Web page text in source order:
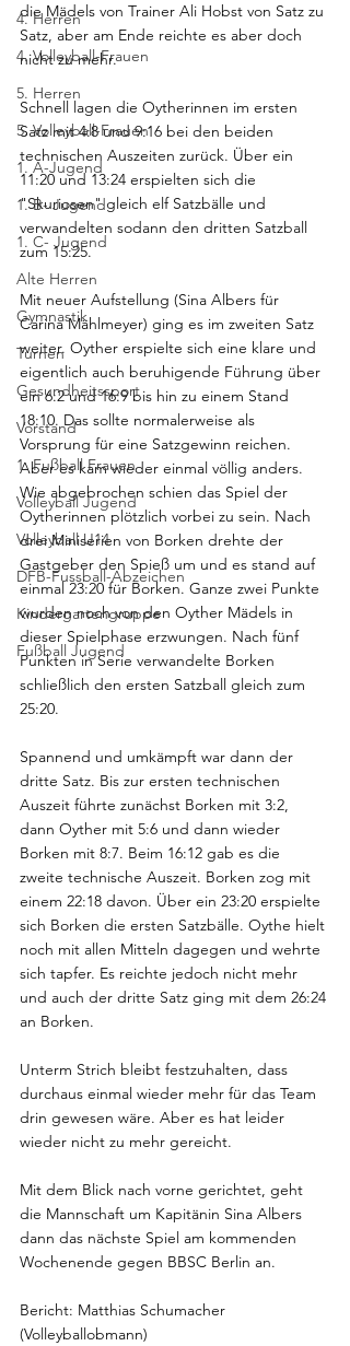
4. Herren
4. Volleyball-Frauen
5. Herren
5. Volleyball-Frauen
1. A-Jugend
1. B- Jugend
1. C- Jugend
Alte Herren
Gymnastik
Turnen
Gesundheitssport
Vorstand
1. Fußball Frauen
Volleyball Jugend
Volleyball U14
DFB-Fussball-Abzeichen
Kindergartengruppe
Fußball Jugend
die Mädels von Trainer Ali Hobst von Satz zu
Satz, aber am Ende reichte es aber doch
nicht zu mehr.
Schnell lagen die Oytherinnen im ersten
Satz mit 4:8 und 9:16 bei den beiden
technischen Auszeiten zurück. Über ein
11:20 und 13:24 erspielten sich die
"Skuriosen" gleich elf Satzbälle und
verwandelten sodann den dritten Satzball
zum 15:25.
Mit neuer Aufstellung (Sina Albers für
Carina Mählmeyer) ging es im zweiten Satz
weiter. Oyther erspielte sich eine klare und
eigentlich auch beruhigende Führung über
ein 6:2 und 16:9 bis hin zu einem Stand
18:10. Das sollte normalerweise als
Vorsprung für eine Satzgewinn reichen.
Aber es kam wieder einmal völlig anders.
Wie abgebrochen schien das Spiel der
Oytherinnen plötzlich vorbei zu sein. Nach
drei Miniserien von Borken drehte der
Gastgeber den Spieß um und es stand auf
einmal 23:20 für Borken. Ganze zwei Punkte
wurden noch von den Oyther Mädels in
dieser Spielphase erzwungen. Nach fünf
Punkten in Serie verwandelte Borken
schließlich den ersten Satzball gleich zum
25:20.
Spannend und umkämpft war dann der
dritte Satz. Bis zur ersten technischen
Auszeit führte zunächst Borken mit 3:2,
dann Oyther mit 5:6 und dann wieder
Borken mit 8:7. Beim 16:12 gab es die
zweite technische Auszeit. Borken zog mit
einem 22:18 davon. Über ein 23:20 erspielte
sich Borken die ersten Satzbälle. Oythe hielt
noch mit allen Mitteln dagegen und wehrte
sich tapfer. Es reichte jedoch nicht mehr
und auch der dritte Satz ging mit dem 26:24
an Borken.
Unterm Strich bleibt festzuhalten, dass
durchaus einmal wieder mehr für das Team
drin gewesen wäre. Aber es hat leider
wieder nicht zu mehr gereicht.
Mit dem Blick nach vorne gerichtet, geht
die Mannschaft um Kapitänin Sina Albers
dann das nächste Spiel am kommenden
Wochenende gegen BBSC Berlin an.
Bericht: Matthias Schumacher
(Volleyballobmann)